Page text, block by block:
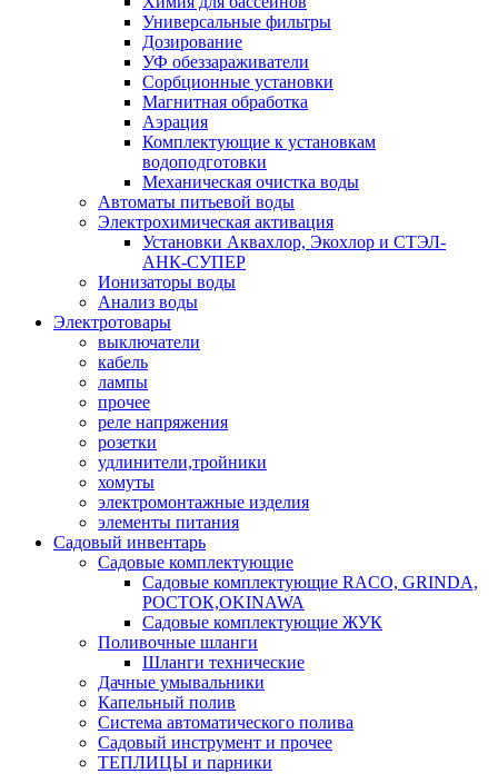
Универсальные фильтры
Дозирование
УФ обеззараживатели
Сорбционные установки
Магнитная обработка
Аэрация
Комплектующие к установкам
водоподготовки
Механическая очистка воды
Автоматы питьевой воды
Электрохимическая активация
Установки Аквахлор, Экохлор и СТЭЛ-
АНК-СУПЕР
Ионизаторы воды
Анализ воды
Электротовары
выключатели
кабель
лампы
прочее
реле напряжения
розетки
удлинители,тройники
хомуты
электромонтажные изделия
элементы питания
Садовый инвентарь
Садовые комплектующие
Садовые комплектующие RACO, GRINDA,
РОСТОК,OKINAWA
Садовые комплектующие ЖУК
Поливочные шланги
Шланги технические
Дачные умывальники
Капельный полив
Система автоматического полива
Садовый инструмент и прочее
ТЕПЛИЦЫ и парники